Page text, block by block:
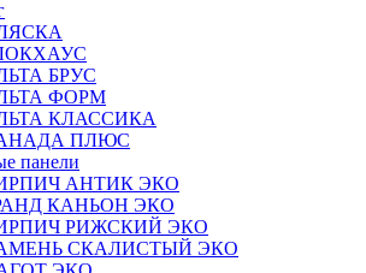
БРУС
ФОРМ
КЛАССИКА
ПЛЮС
панели
АНТИК ЭКО
КАНЬОН ЭКО
РИЖСКИЙ ЭКО
СКАЛИСТЫЙ ЭКО